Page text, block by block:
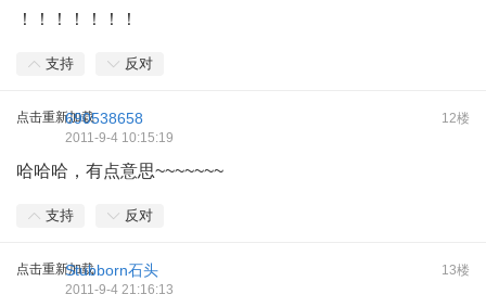
！！！！！！！
支持 反对
点击重新加载 12楼
690538658
2011-9-4 10:15:19
哈哈哈，有点意思~~~~~~~
支持 反对
点击重新加载 13楼
Stubborn石头
2011-9-4 21:16:13